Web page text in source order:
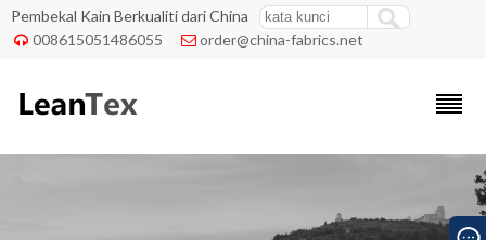
Pembekal Kain Berkualiti dari China
 008615051486055  order@china-fabrics.net